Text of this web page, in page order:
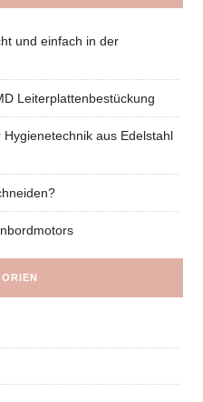
und einfach in der
Leiterplattenbestückung
aus Edelstahl